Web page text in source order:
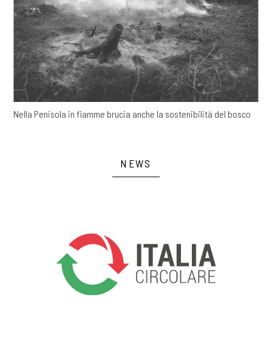
Nella Penisola in fiamme brucia anche la sostenibilità del bosco
NEWS